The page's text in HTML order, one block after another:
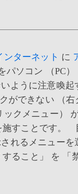
ンターネット に
パソコン （PC
ように注意喚起
ができない （
クメニュー）
施すことです。
れるメニューを
すること」 を 「